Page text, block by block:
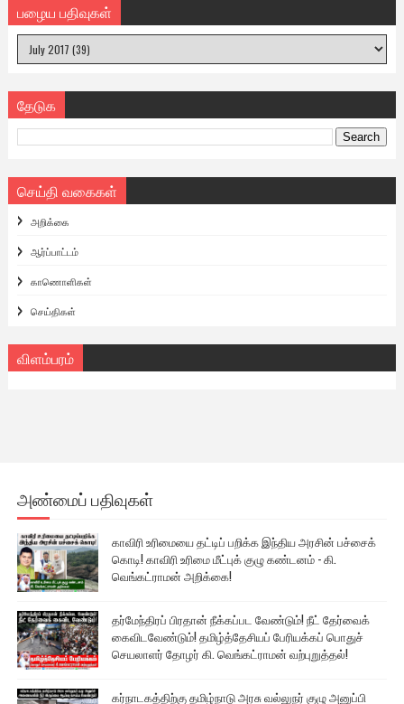
பழைய பதிவுகள்
தேடுக
செய்தி வகைகள்
அறிக்கை
ஆர்ப்பாட்டம்
காணொளிகள்
செய்திகள்
விளம்பரம்
அண்மைப் பதிவுகள்
காவிரி உரிமையை தட்டிப் பறிக்க இந்திய அரசின் பச்சைக்
கொடி! காவிரி உரிமை மீட்புக் குழு கண்டனம் - கி.
வெங்கட்ராமன் அறிக்கை!
தர்மேந்திரப் பிரதான் நீக்கப்பட வேண்டும்! நீட் தேர்வைக்
கைவிடவேண்டும்! தமிழ்த்தேசியப் பேரியக்கப் பொதுச்
செயலாளர் தோழர் கி. வெங்கட்ராமன் வற்புறுத்தல்!
கர்நாடகத்திற்கு தமிழ்நாடு அரசு வல்லுநர் குழு அனுப்பி